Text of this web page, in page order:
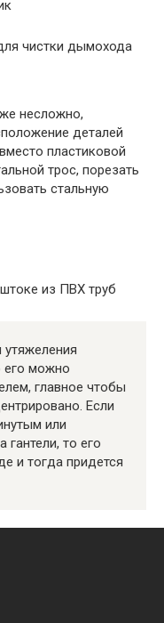
чистки дымохода
несложно,
деталей
пластиковой
трос, порезать
стальную
из ПВХ труб
его можно
главное чтобы
Если
или
то его
и тогда придется